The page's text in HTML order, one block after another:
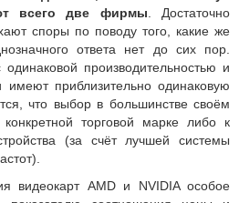
всего две фирмы . Достаточно
споры по поводу того, какие же
ответа нет до сих пор.
производительностью и
приблизительно одинаковую
что выбор в большинстве своём
торговой марке либо к
(за счёт лучшей системы
видеокарт AMD и NVIDIA особое